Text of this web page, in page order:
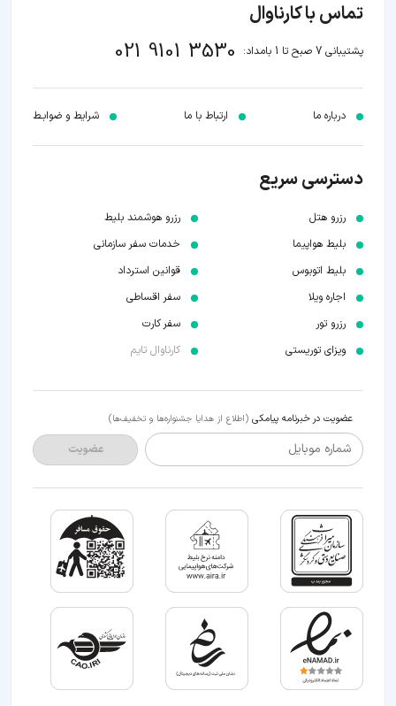
تماس با کارناوال
پشتیبانی 7 صبح تا 1 بامداد: 021 9101 3530
درباره ما ارتباط با ما شرایط و ضوابـط
دسترسی سریع
رزرو هتل
بلیط هواپیما
بلیط اتوبوس
اجاره ویلا
رزرو تور
ویزای توریستی
رزرو هوشمند بلیط
خدمات سفر سازمانی
قوانین استرداد
سفر اقساطی
سفر کارت
کارناوال تایم
عضویت در خبرنامه پیامکی (اطلاع از هدایا جشنواره‌ها و تخفیف‌ها)
شماره موبایل عضویت